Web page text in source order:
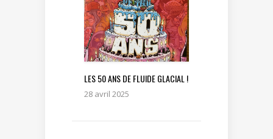
LES 50 ANS DE FLUIDE GLACIAL !
28 avril 2025